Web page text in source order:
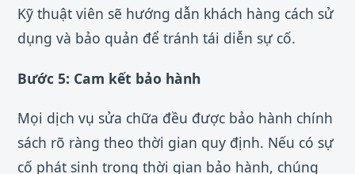
Kỹ thuật viên sẽ hướng dẫn khách hàng cách sử
dụng và bảo quản để tránh tái diễn sự cố.
Bước 5: Cam kết bảo hành
Mọi dịch vụ sửa chữa đều được bảo hành chính
sách rõ ràng theo thời gian quy định. Nếu có sự
cố phát sinh trong thời gian bảo hành, chúng